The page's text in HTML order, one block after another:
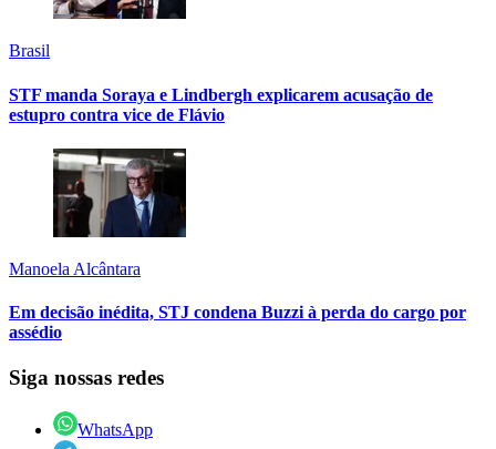
Brasil
STF manda Soraya e Lindbergh explicarem acusação de
estupro contra vice de Flávio
Manoela Alcântara
Em decisão inédita, STJ condena Buzzi à perda do cargo por
assédio
Siga nossas redes
WhatsApp